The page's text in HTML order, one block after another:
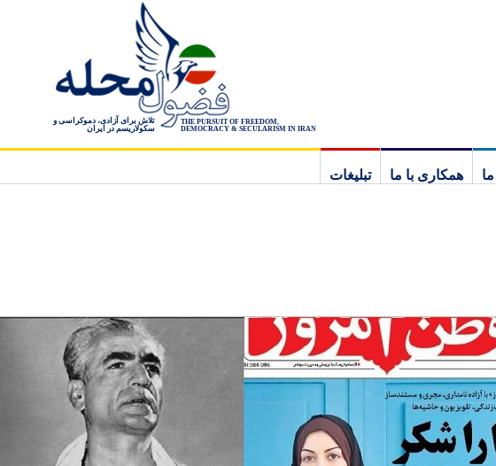
THE PURSUIT OF FREEDOM,
DEMOCRACY & SECULARISM IN IRAN
تلاش برای آزادی، دموکراسی و
سکولاریسم در ایران
همکاری با ما
تبلیغات